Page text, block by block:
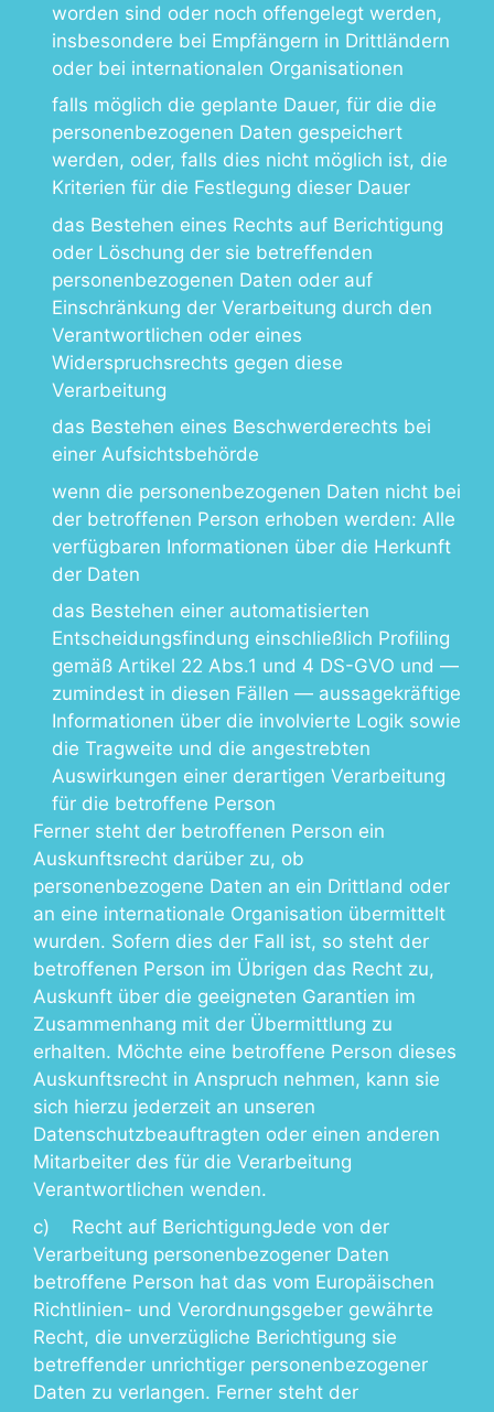
worden sind oder noch offengelegt werden,
insbesondere bei Empfängern in Drittländern
oder bei internationalen Organisationen
falls möglich die geplante Dauer, für die die
personenbezogenen Daten gespeichert
werden, oder, falls dies nicht möglich ist, die
Kriterien für die Festlegung dieser Dauer
das Bestehen eines Rechts auf Berichtigung
oder Löschung der sie betreffenden
personenbezogenen Daten oder auf
Einschränkung der Verarbeitung durch den
Verantwortlichen oder eines
Widerspruchsrechts gegen diese
Verarbeitung
das Bestehen eines Beschwerderechts bei
einer Aufsichtsbehörde
wenn die personenbezogenen Daten nicht bei
der betroffenen Person erhoben werden: Alle
verfügbaren Informationen über die Herkunft
der Daten
das Bestehen einer automatisierten
Entscheidungsfindung einschließlich Profiling
gemäß Artikel 22 Abs.1 und 4 DS-GVO und —
zumindest in diesen Fällen — aussagekräftige
Informationen über die involvierte Logik sowie
die Tragweite und die angestrebten
Auswirkungen einer derartigen Verarbeitung
für die betroffene Person
Ferner steht der betroffenen Person ein
Auskunftsrecht darüber zu, ob
personenbezogene Daten an ein Drittland oder
an eine internationale Organisation übermittelt
wurden. Sofern dies der Fall ist, so steht der
betroffenen Person im Übrigen das Recht zu,
Auskunft über die geeigneten Garantien im
Zusammenhang mit der Übermittlung zu
erhalten. Möchte eine betroffene Person dieses
Auskunftsrecht in Anspruch nehmen, kann sie
sich hierzu jederzeit an unseren
Datenschutzbeauftragten oder einen anderen
Mitarbeiter des für die Verarbeitung
Verantwortlichen wenden.
c) Recht auf BerichtigungJede von der
Verarbeitung personenbezogener Daten
betroffene Person hat das vom Europäischen
Richtlinien- und Verordnungsgeber gewährte
Recht, die unverzügliche Berichtigung sie
betreffender unrichtiger personenbezogener
Daten zu verlangen. Ferner steht der